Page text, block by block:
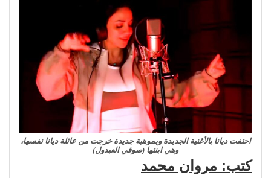
احتفت ديانا بالأغنية الجديدة وبموهبة جديدة خرجت من عائلة ديانا نفسها،
وهي ابنتها (صوفي العبدول)
كتب: مروان محمد